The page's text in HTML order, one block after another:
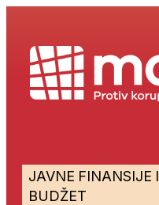
JAVNE FINANSIJE I
BUDŽET